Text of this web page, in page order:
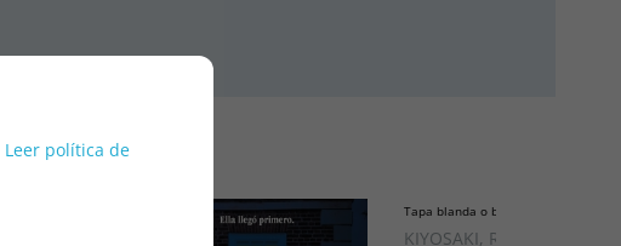
Leer política de
Tapa blanda o bolsillo
KIYOSAKI, ROBERT T.